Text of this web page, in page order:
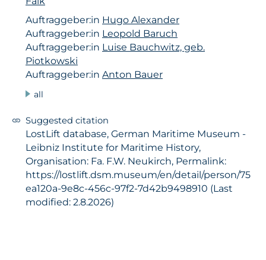
Auftraggeber:in Hugo Alexander
Auftraggeber:in Leopold Baruch
Auftraggeber:in Luise Bauchwitz, geb.
Piotkowski
Auftraggeber:in Anton Bauer
all
Suggested citation
LostLift database, German Maritime Museum -
Leibniz Institute for Maritime History,
Organisation: Fa. F.W. Neukirch, Permalink:
https://lostlift.dsm.museum/en/detail/person/75
ea120a-9e8c-456c-97f2-7d42b9498910 (Last
modified: 2.8.2026)